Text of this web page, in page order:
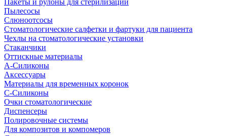
Пакеты и рулоны для стерилизации
Пылесосы
Слюноотсосы
Стоматологические салфетки и фартуки для пациента
Чехлы на стоматологические установки
Стаканчики
Оттискные материалы
А-Силиконы
Аксессуары
Материалы для временных коронок
С-Силиконы
Очки стоматологические
Диспенсеры
Полировочные системы
Для композитов и компомеров